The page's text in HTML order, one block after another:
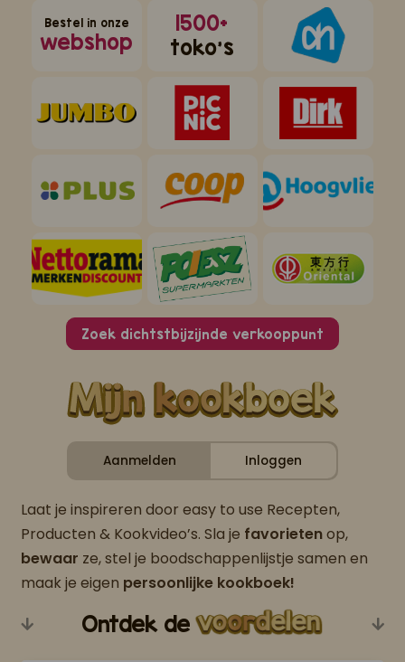
Bestel in onze
webshop
1500+
toko's
Zoek dichtstbijzijnde verkooppunt
Aanmelden Inloggen
Laat je inspireren door easy to use Recepten,
Producten & Kookvideo’s. Sla je favorietenop,
bewaar ze, stel je boodschappenlijstje samen en
maak je eigen persoonlijke kookboek!
Ontdek de